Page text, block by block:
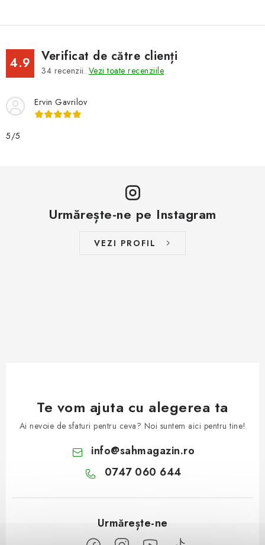
4.9 Verificat de către clienți
34 recenzii. Vezi toate recenziile
Ervin Gavrilov
5/5
Urmărește-ne pe Instagram
VEZI PROFIL
Te vom ajuta cu alegerea ta
Ai nevoie de sfaturi pentru ceva? Noi suntem aici pentru tine!
info@sahmagazin.ro
0747 060 644